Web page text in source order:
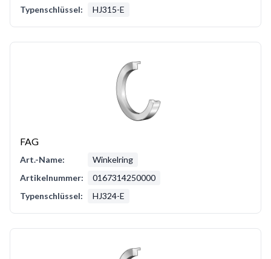
Typenschlüssel:
HJ315-E
FAG
Art.-Name:
Winkelring
Artikelnummer:
0167314250000
Typenschlüssel:
HJ324-E